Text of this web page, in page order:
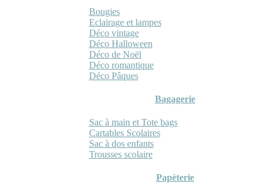
Bougies
Eclairage et lampes
Déco vintage
Déco Halloween
Déco de Noël
Déco romantique
Déco Pâques
Bagagerie
Sac à main et Tote bags
Cartables Scolaires
Sac à dos enfants
Trousses scolaire
Papèterie